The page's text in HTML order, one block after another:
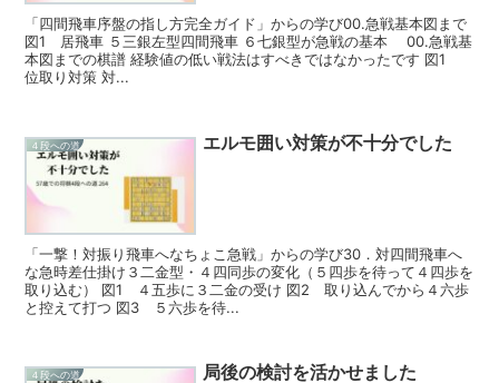
「四間飛車序盤の指し方完全ガイド」からの学び00.急戦基本図まで
図1 居飛車 ５三銀左型四間飛車 ６七銀型が急戦の基本 00.急戦基
本図までの棋譜 経験値の低い戦法はすべきではなかったです 図1
位取り対策 対...
４段への道 エルモ囲い対策が不十分でした
「一撃！対振り飛車へなちょこ急戦」からの学び30．対四間飛車へ
な急時差仕掛け３二金型・４四同歩の変化（５四歩を待って４四歩を
取り込む） 図1 ４五歩に３二金の受け 図2 取り込んでから４六歩
と控えて打つ 図3 ５六歩を待...
４段への道 局後の検討を活かせました